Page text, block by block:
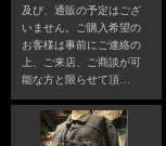
及び、通販の予定はござ
いません。ご購入希望の
お客様は事前にご連絡の
上、ご来店、ご商談が可
能な方と限らせて頂…